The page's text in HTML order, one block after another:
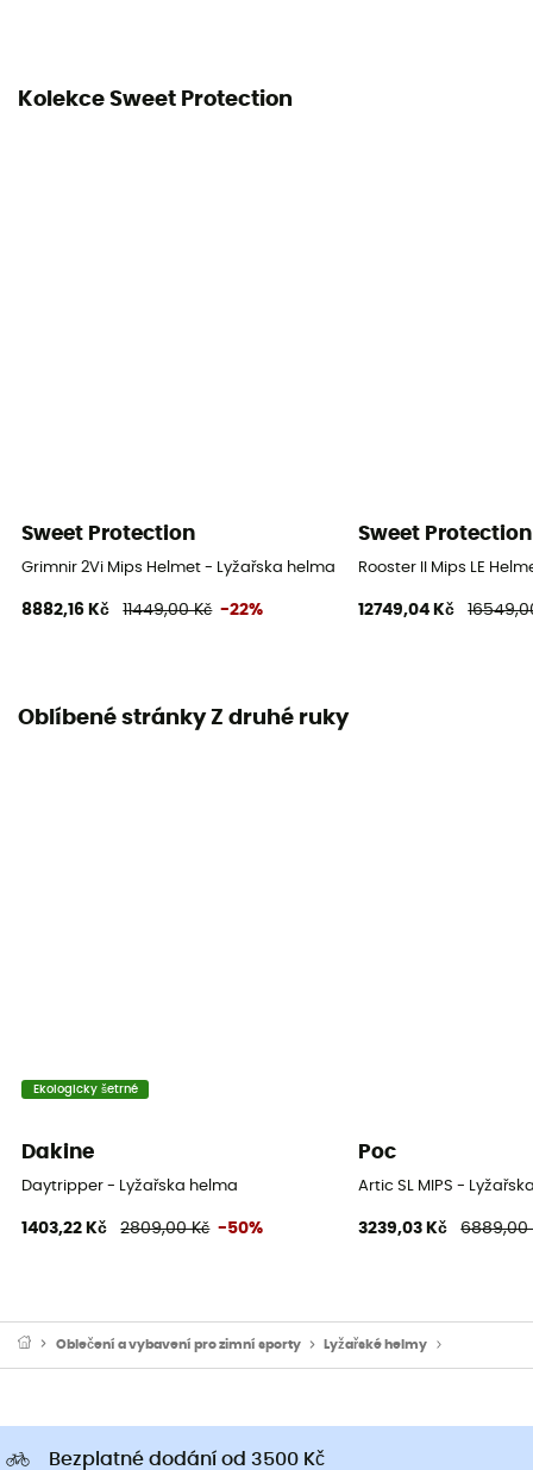
Kolekce Sweet Protection
Sweet Protection
Grimnir 2Vi Mips Helmet - Lyžařska helma
8882,16 Kč 11449,00 Kč -22%
Sweet Protection
Rooster II Mips LE
12749,04 Kč
Oblíbené stránky Z druhé ruky
Ekologicky šetrné
Dakine
Daytripper - Lyžařska helma
1403,22 Kč 2809,00 Kč -50%
Poc
Artic SL MIPS -
3239,03 Kč 6889,00
Oblečení a vybavení pro zimní sporty Lyžařské helmy
Bezplatné dodání od 3500 Kč